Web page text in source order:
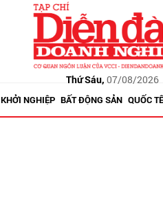
Thứ Sáu, 07/08/2026
KHỞI NGHIỆP BẤT ĐỘNG SẢN QUỐC TẾ